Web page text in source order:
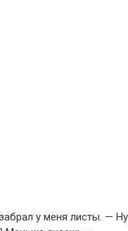
у меня листы. — Ну